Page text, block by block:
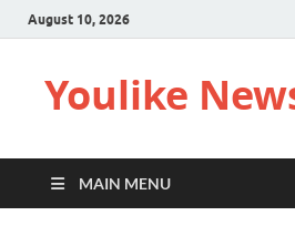
August 10, 2026
Youlike
MAIN MENU